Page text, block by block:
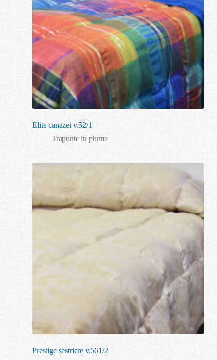
Elite canazei v.52/1
Trapunte in piuma
Prestige sestriere v.561/2